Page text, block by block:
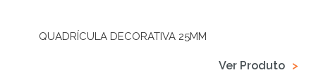
QUADRÍCULA DECORATIVA 25MM
Ver Produto